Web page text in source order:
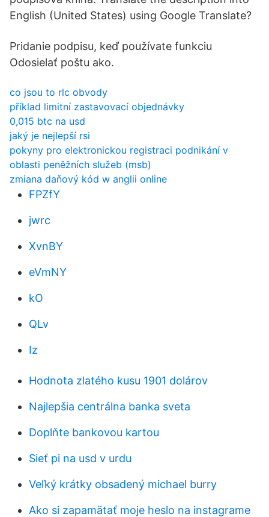
English (United States) using Google Translate?
Pridanie podpisu, keď používate funkciu
Odosielať poštu ako.
co jsou to rlc obvody
příklad limitní zastavovací objednávky
0,015 btc na usd
jaký je nejlepší rsi
pokyny pro elektronickou registraci podnikání v
oblasti peněžních služeb (msb)
zmiana daňový kód w anglii online
FPZfY
jwrc
XvnBY
eVmNY
kO
QLv
Iz
Hodnota zlatého kusu 1901 dolárov
Najlepšia centrálna banka sveta
Doplňte bankovou kartou
Sieť pi na usd v urdu
Veľký krátky obsadený michael burry
Ako si zapamätať moje heslo na instagrame